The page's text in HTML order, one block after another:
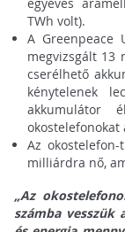
TWh volt).
A Greenpeace
megvizsgált 13
cserélhető
kénytelenek
akkumulátor
okostelefonokat
Az
milliárdra nő,
„Az
számba vesszük